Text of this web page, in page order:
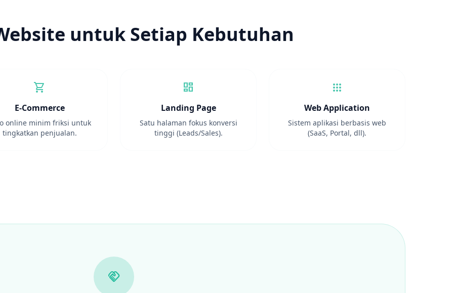
untuk Setiap Kebutuhan
shopping_cart
E-Commerce
online minim friksi untuk
tingkatkan penjualan.
dashboard
Landing Page
Satu halaman fokus konversi
tinggi (Leads/Sales).
apps
Web Application
Sistem aplikasi berbasis web
(SaaS, Portal, dll).
handshake